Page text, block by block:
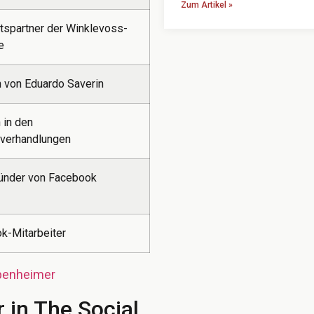
der Winklevoss-
von Eduardo Saverin
in den
von Facebook
Mitarbeiter
Zum Artikel »